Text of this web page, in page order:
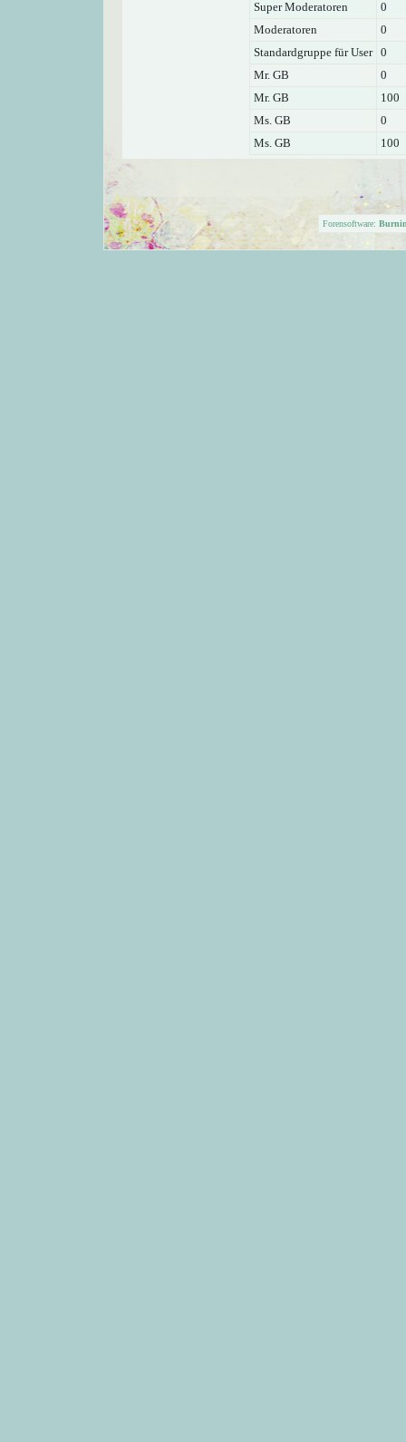
Super Moderatoren
0
Moderatoren
0
Standardgruppe für User 0
Mr. GB
0
Mr. GB
100
Ms. GB
0
Ms. GB
100
Forensoftware: